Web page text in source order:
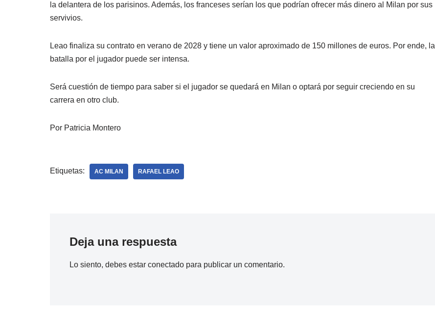
la delantera de los parisinos. Además, los franceses serían los que podrían ofrecer más dinero al Milan por sus
servivios.
Leao finaliza su contrato en verano de 2028 y tiene un valor aproximado de 150 millones de euros. Por ende, la
batalla por el jugador puede ser intensa.
Será cuestión de tiempo para saber si el jugador se quedará en Milan o optará por seguir creciendo en su
carrera en otro club.
Por Patricia Montero
Etiquetas: AC MILAN RAFAEL LEAO
Deja una respuesta
Lo siento, debes estar conectado para publicar un comentario.